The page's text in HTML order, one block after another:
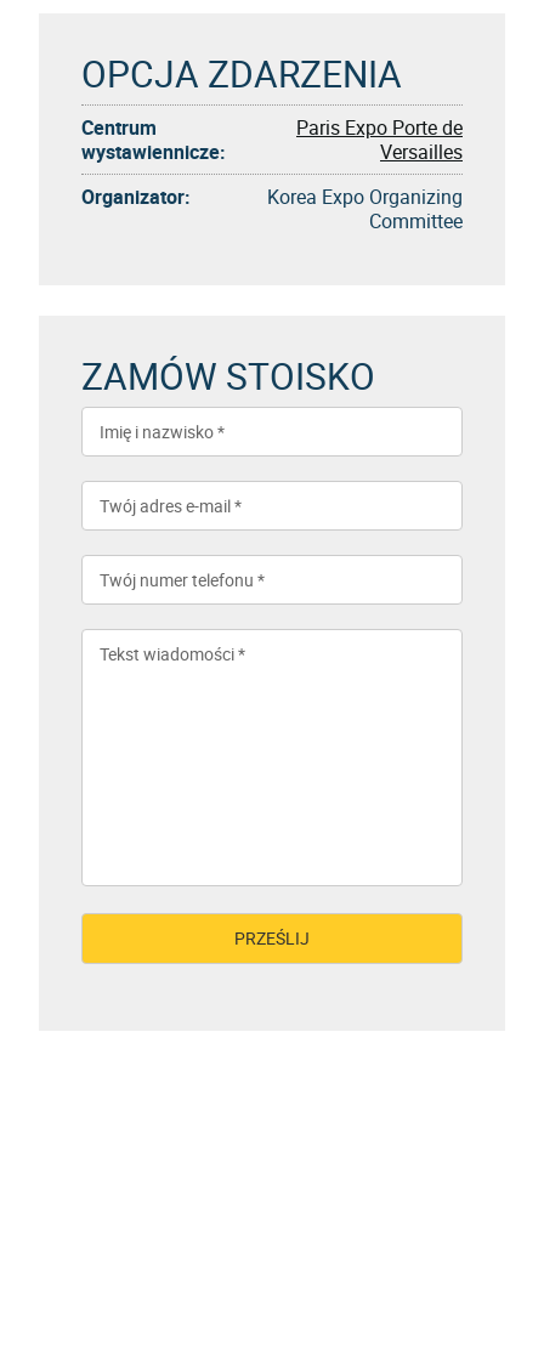
OPCJA ZDARZENIA
Centrum
wystawiennicze:
Paris Expo Porte de
Versailles
Organizator:
Korea Expo Organizing
Committee
ZAMÓW STOISKO